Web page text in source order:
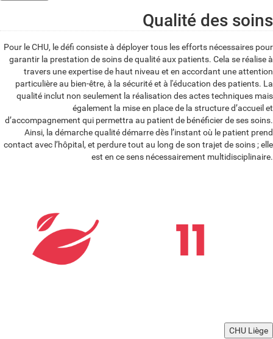
Qualité des soins
Pour le CHU, le défi consiste à déployer tous les efforts nécessaires pour
garantir la prestation de soins de qualité aux patients. Cela se réalise à
travers une expertise de haut niveau et en accordant une attention
particulière au bien-être, à la sécurité et à l'éducation des patients. La
qualité inclut non seulement la réalisation des actes techniques mais
également la mise en place de la structure d’accueil et
d’accompagnement qui permettra au patient de bénéficier de ses soins.
Ainsi, la démarche qualité démarre dès l’instant où le patient prend
contact avec l’hôpital, et perdure tout au long de son trajet de soins ; elle
est en ce sens nécessairement multidisciplinaire.
CHU Liège